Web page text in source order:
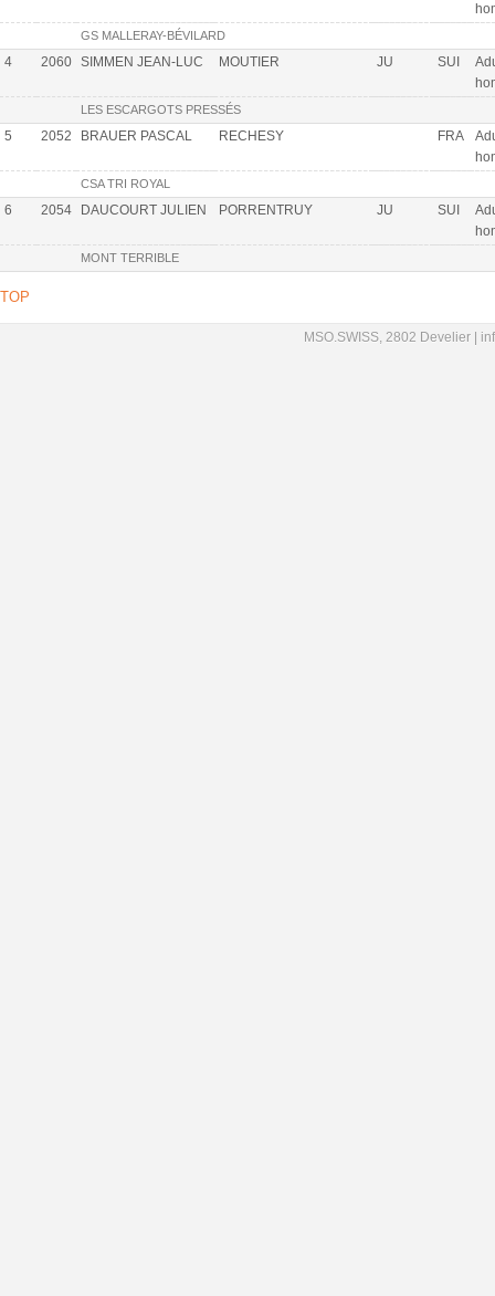
GS MALLERAY-BÉVILARD
4 2060 SIMMEN JEAN-LUC MOUTIER JU SUI
LES ESCARGOTS PRESSÉS
5 2052 BRAUER PASCAL RECHESY FRA
CSA TRI ROYAL
6 2054 DAUCOURT JULIEN PORRENTRUY JU SUI
MONT TERRIBLE
TOP
MSO.SWISS, 2802 Develier |